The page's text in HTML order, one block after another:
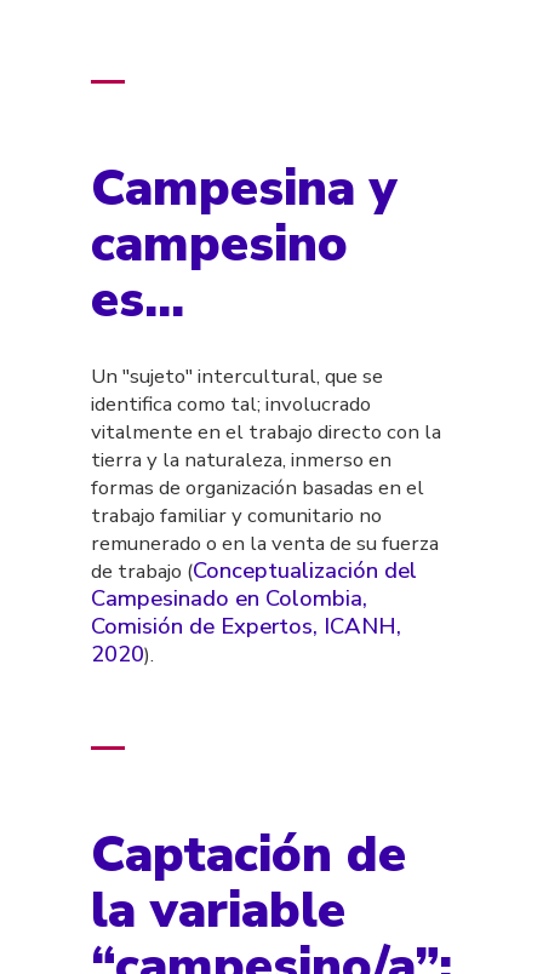
Campesina y
campesino
es...
Un "sujeto" intercultural, que se
identifica como tal; involucrado
vitalmente en el trabajo directo con la
tierra y la naturaleza, inmerso en
formas de organización basadas en el
trabajo familiar y comunitario no
remunerado o en la venta de su fuerza
de trabajo (Conceptualización del
Campesinado en Colombia,
Comisión de Expertos, ICANH,
2020).
Captación de
la variable